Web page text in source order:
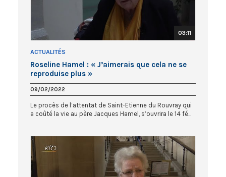
03:11
ACTUALITÉS
Roseline Hamel : « J’aimerais que cela ne se
reproduise plus »
09/02/2022
Le procès de l’attentat de Saint-Etienne du Rouvray qui
a coûté la vie au père Jacques Hamel, s’ouvrira le 14 fé...